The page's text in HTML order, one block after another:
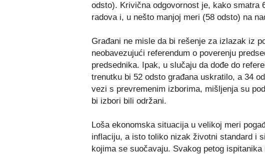
odsto). Krivična odgovornost je, kako smatra
radova i, u nešto manjoj meri (58 odsto) na
Građani ne misle da bi rešenje za izlazak iz
neobavezujući referendum o poverenju
predsednika. Ipak, u slučaju da dođe do
trenutku bi 52 odsto građana uskratilo, a 34
vezi s prevremenim izborima, mišljenja su
bi izbori bili održani.
Loša ekonomska situacija u velikoj meri
inflaciju, a isto toliko nizak životni standard i
kojima se suočavaju. Svakog petog